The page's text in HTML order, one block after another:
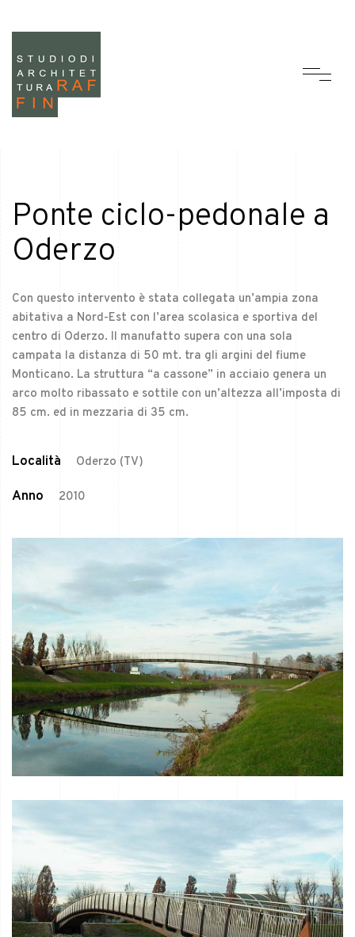
Ponte ciclo-pedonale a
Oderzo
Con questo intervento è stata collegata un’ampia zona
abitativa a Nord-Est con l’area scolasica e sportiva del
centro di Oderzo. Il manufatto supera con una sola
campata la distanza di 50 mt. tra gli argini del fiume
Monticano. La struttura “a cassone” in acciaio genera un
arco molto ribassato e sottile con un’altezza all’imposta di
85 cm. ed in mezzaria di 35 cm.
Località Oderzo (TV)
Anno 2010